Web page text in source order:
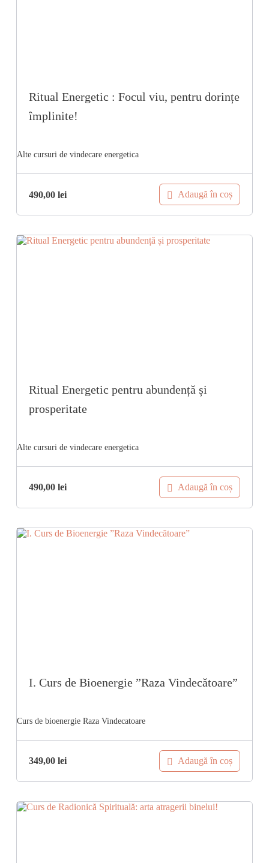
Ritual Energetic : Focul viu, pentru dorințe
împlinite!
490,00 lei Adaugă în coș
Ritual Energetic pentru abundență și
prosperitate
490,00 lei Adaugă în coș
I. Curs de Bioenergie ”Raza Vindecătoare”
349,00 lei Adaugă în coș